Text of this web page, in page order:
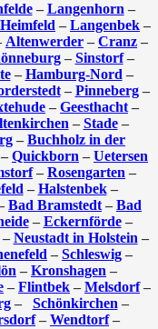
– Langenhorn –
Heimfeld – Langenbek –
Altenwerder – Cranz –
– Sinstorf–
– Hamburg-Nord –
– Pinneberg–
– Geesthacht –
– Stade–
– Buchholz in der
– Quickborn – Uetersen
– Rosengarten –
– Halstenbek–
Bad Bramstedt – Bad
– Eckernförde–
Neustadt in Holstein –
– Schleswig –
– Kronshagen –
– Flintbek – Melsdorf–
– Schönkirchen –
– Wendtorf–